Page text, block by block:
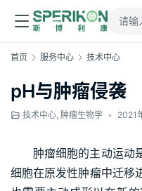
首页 服务中心 技术中心
pH与肿瘤侵袭
技术中心, 肿瘤生物学 • 2021
肿瘤细胞的主动运动
细胞在原发性肿瘤中迁移